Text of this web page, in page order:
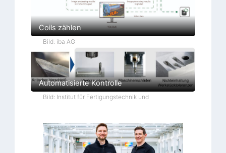
Coils zählen
Bild: iba AG
Automatisierte Kontrolle
Bild: Institut für Fertigungstechnik und